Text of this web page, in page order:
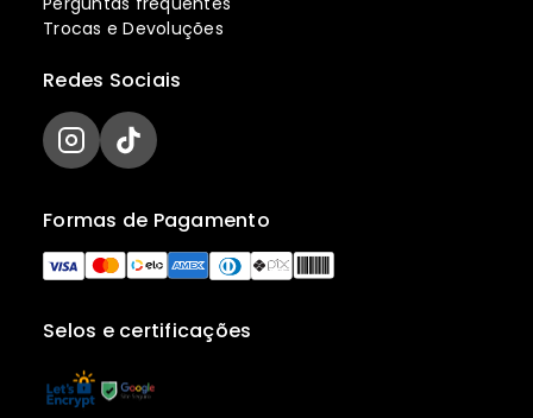
Trocas e Devoluções
Selos e certificações
Formas de Pagamento
Redes Sociais